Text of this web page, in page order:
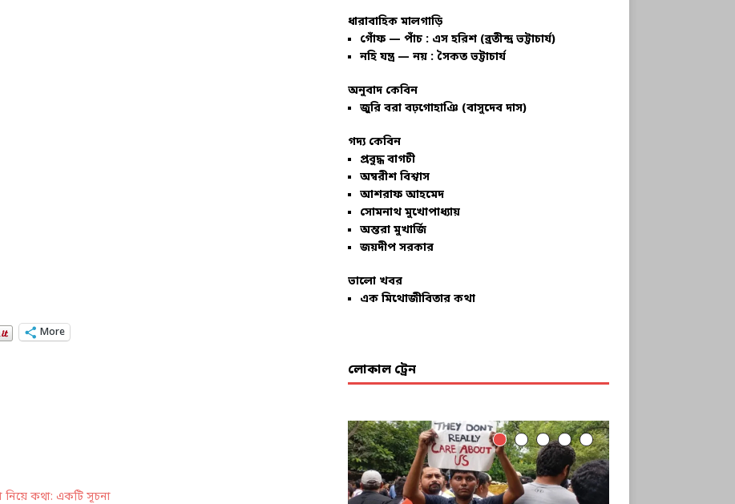
More
নিয়ে কথা: একটি সূচনা
ধারাবাহিক মালগাড়ি
গোঁফ — পাঁচ : এস হরিশ (ব্রতীন্দ্র ভট্টাচার্য)
নহি যন্ত্র — নয় : সৈকত ভট্টাচার্য
অনুবাদ কেবিন
জুরি বরা বঢ়গোহাঞি (বাসুদেব দাস)
গদ্য কেবিন
প্রবুদ্ধ বাগচী
অম্বরীশ বিশ্বাস
আশরাফ আহমেদ
সোমনাথ মুখোপাধ্যায়
অন্তরা মুখার্জি
জয়দীপ সরকার
ভালো খবর
এক মিথোজীবিতার কথা
লোকাল ট্রেন